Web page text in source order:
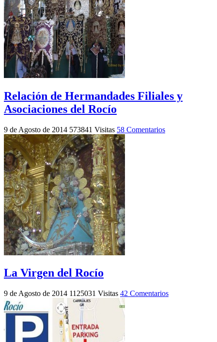
Relación de Hermandades Filiales y
Asociaciones del Rocío
9 de Agosto de 2014 573841 Visitas 58 Comentarios
La Virgen del Rocío
9 de Agosto de 2014 1125031 Visitas 42 Comentarios